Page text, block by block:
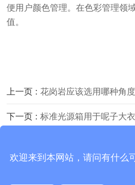
便用户颜色管理。在色彩管理领
值。
上一页 :花岗岩应该选用哪种角
下一页 :标准光源箱用于呢子大
Copyright © 2026 广东三恩时科
欢迎来到本网站，请问有什么